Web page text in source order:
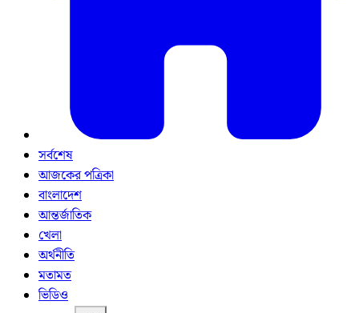
সর্বশেষ
আজকের পত্রিকা
বাংলাদেশ
আন্তর্জাতিক
খেলা
অর্থনীতি
মতামত
ভিডিও